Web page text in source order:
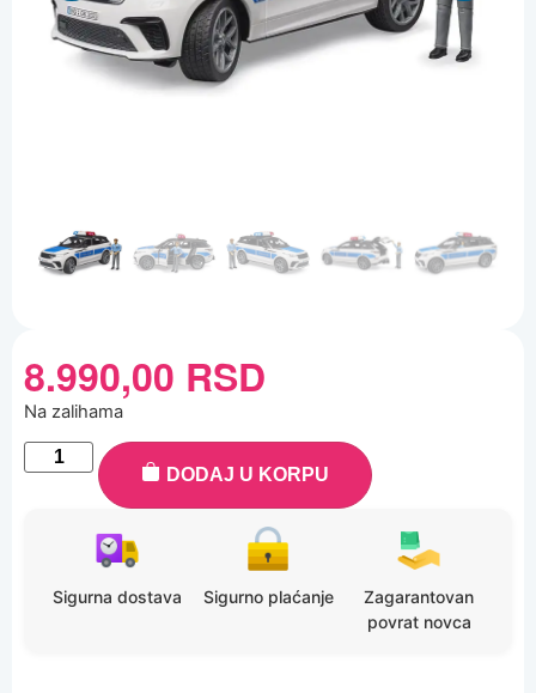
8.990,00 RSD
Na zalihama
DODAJ U KORPU
Sigurna dostava Sigurno plaćanje
Zagarantovan
povrat novca